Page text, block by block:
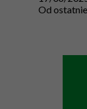
Od